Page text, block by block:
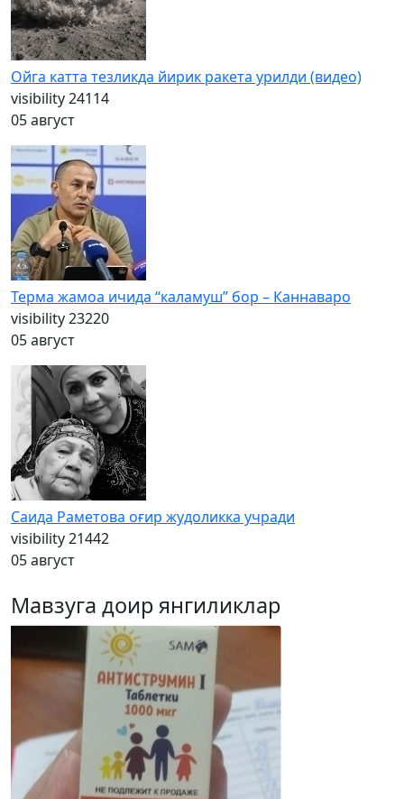
Ойга катта тезликда йирик ракета урилди (видео)
visibility24114
05 август
Терма жамоа ичида “каламуш” бор – Каннаваро
visibility23220
05 август
Саида Раметова оғир жудоликка учради
visibility21442
05 август
Мавзуга доир янгиликлар